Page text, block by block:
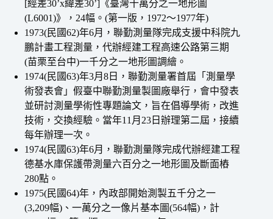
[經差30’x緯差30’]《臺灣十萬分之一地形圖
(L6001)》，24幅。(第一版，1972～1977年)
1973(民國62)年6月，聯勤測量隊完成支援中科院九
鵬計畫工程測量，代辦經建工程高速公路第三期
(苗栗至台中)一千分之一地形圖調繪。
1974(民國63)年3月8日，聯勤測量署首屆「測量學
術發表會」假臺中聯勤測量製圖廠舉行，會中發表
並研討測量學術性專題論文，旨在倡導學術，改進
技術，交換經驗。當年11月23日辦理第二屆，接續
每年辦理一次。
1974(民國63)年6月，聯勤測量隊完成代辦經建工程
德基水庫保護帶測量六百分之一地形圖及斷面樁
280點。
1975(民國64)年，內政部開始測製五千分之一
(3,209幅)、一萬分之一像片基本圖(564幅)，計